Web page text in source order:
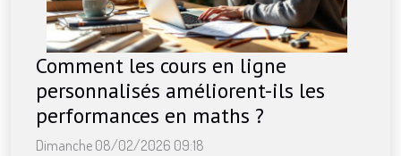
Comment les cours en ligne
personnalisés améliorent-ils les
performances en maths ?
Dimanche 08/02/2026 09:18